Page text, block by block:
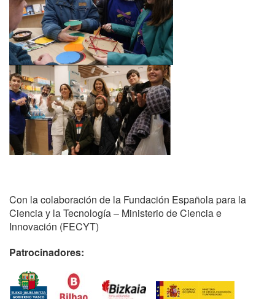
Con la colaboración de la Fundación Española para la
Ciencia y la Tecnología – Ministerio de Ciencia e
Innovación (FECYT)
Patrocinadores: